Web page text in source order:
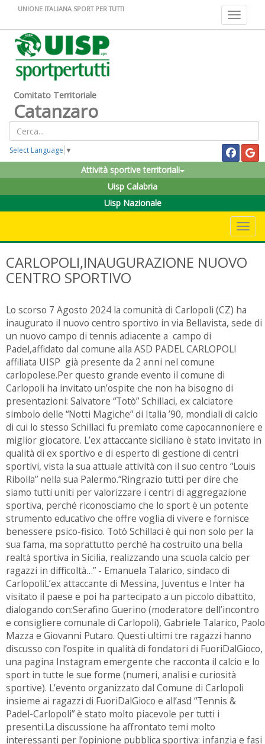
Toggle
UNIONE ITALIANA SPORT PER TUTTI
Comitato Territoriale
Catanzaro
Select Language ▼
Attività sportive territoriali
Uisp Calabria
Uisp Nazionale
CARLOPOLI,INAUGURAZIONE NUOVO
CENTRO SPORTIVO
Lo scorso 7 Agosto 2024 la comunità di Carlopoli (CZ) ha
inaugurato il nuovo centro sportivo in via Bellavista, sede di
un nuovo campo di tennis adiacente a campo di
Padel,affidato dal comune alla ASD PADEL CARLOPOLI
affiliata UISP già presente da 2 anni nel comune
carlopolese.Per questo grande evento il comune di
Carlopoli ha invitato un’ospite che non ha bisogno di
presentazioni: Salvatore “Totò” Schillaci, ex calciatore
simbolo delle “Notti Magiche” di Italia ’90, mondiali di calcio
di cui lo stesso Schillaci fu premiato come capocannoniere e
miglior giocatore. L’ex attaccante siciliano è stato invitato in
qualità di ex sportivo e di esperto di gestione di centri
sportivi, vista la sua attuale attività con il suo centro “Louis
Ribolla” nella sua Palermo.“Ringrazio tutti per dire che
siamo tutti uniti per valorizzare i centri di aggregazione
sportiva, perché riconosciamo che lo sport è un potente
strumento educativo che offre voglia di vivere e fornisce
benessere psico-fisico. Totò Schillaci è qui non solo per la
sua fama, ma soprattutto perché ha costruito una bella
realtà sportiva in Sicilia, realizzando una scuola calcio per
ragazzi in difficoltà…” - Emanuela Talarico, sindaco di
CarlopoliL’ex attaccante di Messina, Juventus e Inter ha
visitato il paese e poi ha partecipato a un piccolo dibattito,
dialogando con:Serafino Guerino (moderatore dell’incontro
e consigliere comunale di Carlopoli), Gabriele Talarico, Paolo
Mazza e Giovanni Putaro. Questi ultimi tre ragazzi hanno
discusso con l’ospite in qualità di fondatori di FuoriDalGioco,
una pagina Instagram emergente che racconta il calcio e lo
sport in tutte le sue forme (numeri, analisi e curiosità
sportive). L’evento organizzato dal Comune di Carlopoli
insieme ai ragazzi di FuoriDalGioco e all’asd “Tennis &
Padel-Carlopoli” è stato molto piacevole per tutti i
presenti.La discussione ha affrontato temi molto
interessanti per l’opinione pubblica sportiva: infanzia e fasi